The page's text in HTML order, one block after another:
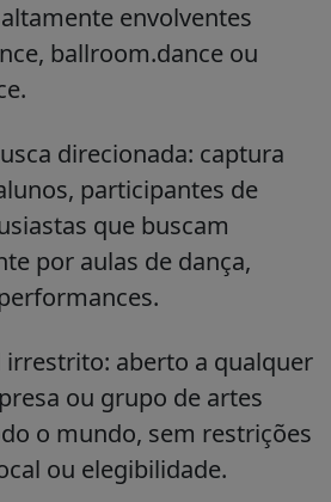
envolventes
ballroom.dance ou
direcionada: captura
participantes de
que buscam
por aulas de dança,
irrestrito: aberto a qualquer
ou grupo de artes
o mundo, sem restrições
ou elegibilidade.